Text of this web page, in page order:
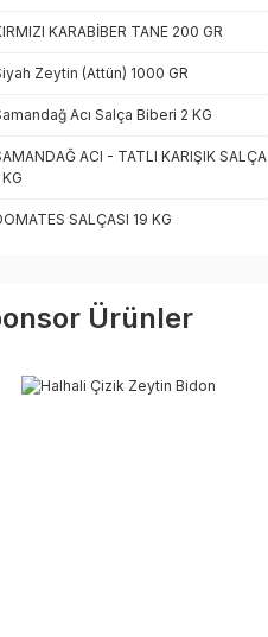
KARABİBER TANE 200 GR
Zeytin (Attün) 1000 GR
Acı Salça Biberi 2 KG
ACI - TATLI KARIŞIK SALÇA
KG
SALÇASI 19 KG
Ürünler